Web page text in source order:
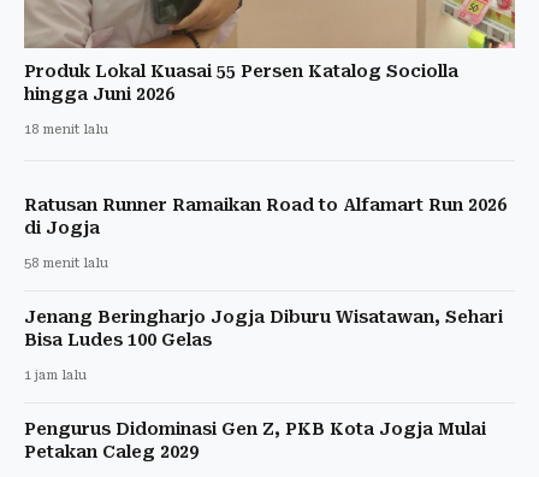
Produk Lokal Kuasai 55 Persen Katalog Sociolla
hingga Juni 2026
18 menit lalu
Ratusan Runner Ramaikan Road to Alfamart Run 2026
di Jogja
58 menit lalu
Jenang Beringharjo Jogja Diburu Wisatawan, Sehari
Bisa Ludes 100 Gelas
1 jam lalu
Pengurus Didominasi Gen Z, PKB Kota Jogja Mulai
Petakan Caleg 2029